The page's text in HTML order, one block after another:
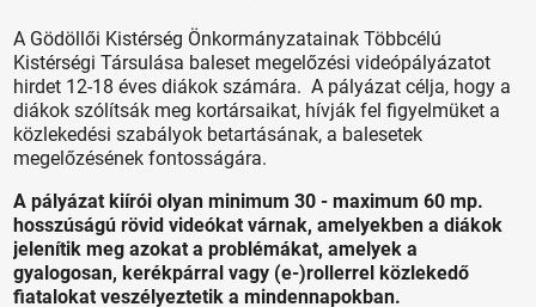
A Gödöllői Kistérség Önkormányzatainak Többcélú
Kistérségi Társulása baleset megelőzési videópályázatot
hirdet 12-18 éves diákok számára. A pályázat célja, hogy a
diákok szólítsák meg kortársaikat, hívják fel figyelmüket a
közlekedési szabályok betartásának, a balesetek
megelőzésének fontosságára.
A pályázat kiírói olyan minimum 30 - maximum 60 mp.
hosszúságú rövid videókat várnak, amelyekben a diákok
jelenítik meg azokat a problémákat, amelyek a
gyalogosan, kerékpárral vagy (e-)rollerrel közlekedő
fiatalokat veszélyeztetik a mindennapokban.